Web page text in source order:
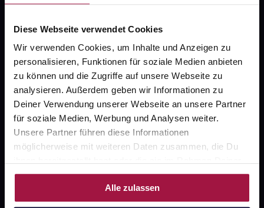
Diese Webseite verwendet Cookies
Wir verwenden Cookies, um Inhalte und Anzeigen zu
personalisieren, Funktionen für soziale Medien anbieten
zu können und die Zugriffe auf unsere Webseite zu
analysieren. Außerdem geben wir Informationen zu
Deiner Verwendung unserer Webseite an unsere Partner
für soziale Medien, Werbung und Analysen weiter.
Unsere Partner führen diese Informationen
möglicherweise mit weiteren Daten zusammen, die Du
Nutzung der Dienste gesammelt haben.
Alle zulassen
Fragen zu Deiner Bestellung?
Kontakt
FAQ
Widerrufsformular